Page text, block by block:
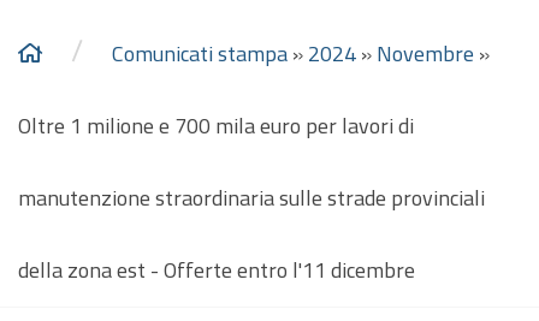
/ Comunicati stampa»2024»Novembre »
Oltre 1 milione e 700 mila euro per lavori di
manutenzione straordinaria sulle strade provinciali
della zona est - Offerte entro l'11 dicembre